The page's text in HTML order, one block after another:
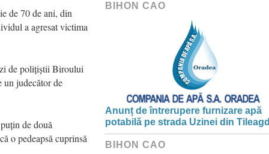
de 70 de ani, din
a agresat victima
de polițiștii Biroului
un judecător de
de două
o pedeapsă cuprinsă
BIHON CAO
Anunț de întrerupere furnizare apă
potabilă pe strada Uzinei din Tileagd
BIHON CAO